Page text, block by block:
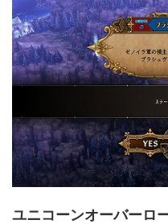
ユニコーンオーバーロ